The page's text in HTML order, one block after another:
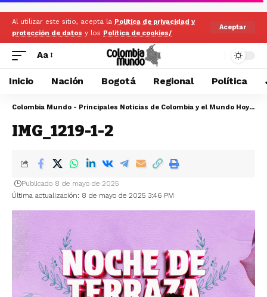
Al utilizar este sitio, acepta la Politica de privacidad y
protección de datos y los Politica de cookies/
Aceptar
Aa
Inicio Nación Bogotá Regional Política
Colombia Mundo - Principales Noticias de Colombia y el Mundo Hoy
>
IMG_1219-1-2
Última actualización: 8 de mayo de 2025 3:46 PM
Publicado 8 de mayo de 2025